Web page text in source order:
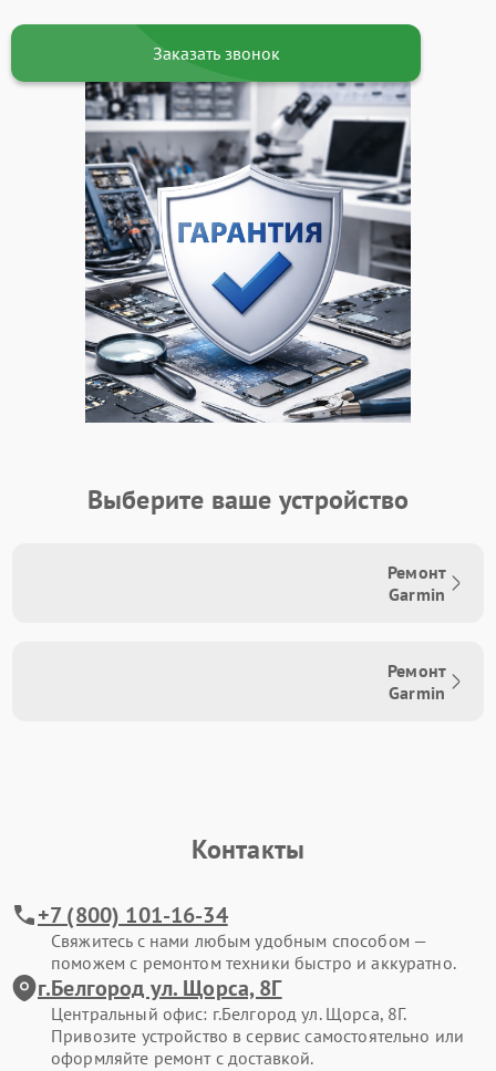
Заказать звонок
Выберите ваше устройство
Ремонт
Garmin
Ремонт
Garmin
Контакты
+7 (800) 101-16-34
Свяжитесь с нами любым удобным способом —
поможем с ремонтом техники быстро и аккуратно.
г.Белгород ул. Щорса, 8Г
Центральный офис: г.Белгород ул. Щорса, 8Г.
Привозите устройство в сервис самостоятельно или
оформляйте ремонт с доставкой.